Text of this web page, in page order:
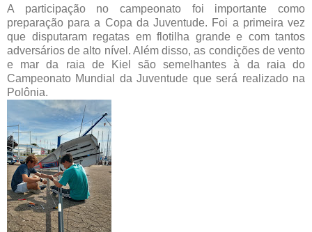
A participação no campeonato foi importante como
preparação para a Copa da Juventude. Foi a primeira vez
que disputaram regatas em flotilha grande e com tantos
adversários de alto nível. Além disso, as condições de vento
e mar da raia de Kiel são semelhantes à da raia do
Campeonato Mundial da Juventude que será realizado na
Polônia.